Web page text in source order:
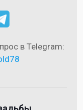
в Telegram: